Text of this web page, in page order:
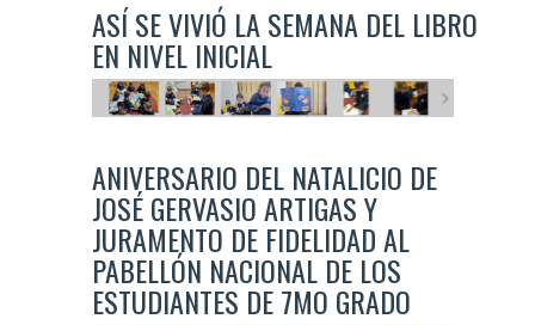
ASÍ SE VIVIÓ LA SEMANA DEL LIBRO
EN NIVEL INICIAL
ANIVERSARIO DEL NATALICIO DE
JOSÉ GERVASIO ARTIGAS Y
JURAMENTO DE FIDELIDAD AL
PABELLÓN NACIONAL DE LOS
ESTUDIANTES DE 7MO GRADO